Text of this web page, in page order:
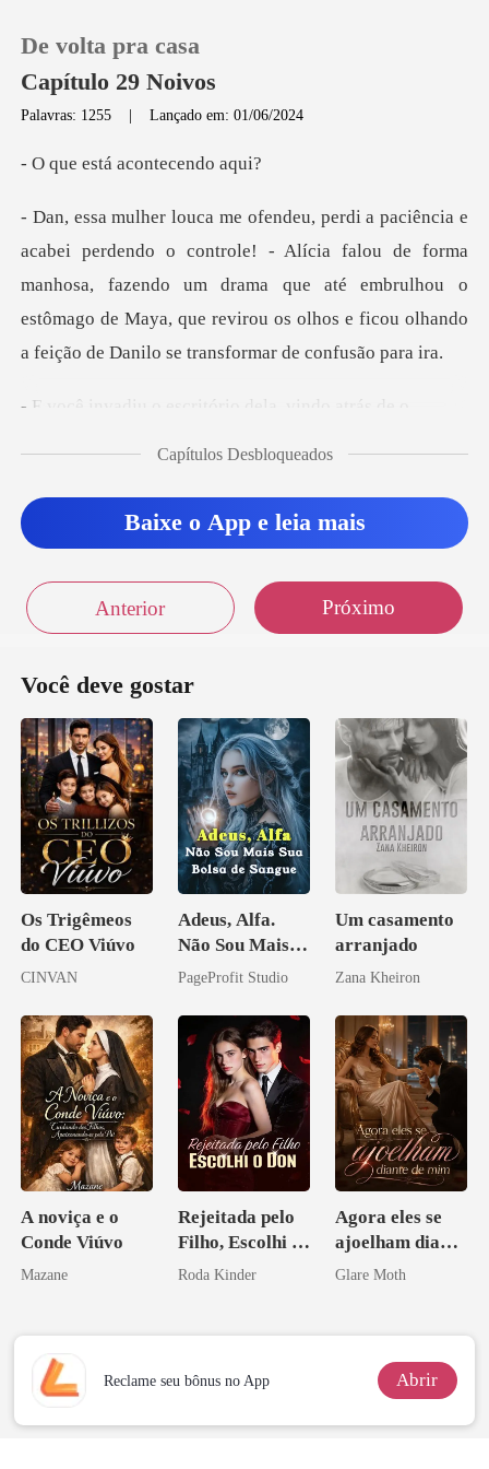
Loja
Histórico
Sair
De volta pra casa
Capítulo 29 Noivos
Palavras: 1255 |Lançado em: 01/06/2024
tá acontec
lícia falou de forma
manhosa, fazendo um drama que até embrulhou o
estômago de Maya, que
o escritório dela
Capítulos Desbloqueados
Baixe o App e leia mais
Anterior Próximo
Você deve gostar
Os Trigêmeos
do CEO Viúvo
CINVAN
Adeus, Alfa.
Não Sou Mais
Sua Bolsa de
PageProfit Studio
Um casamento
arranjado
Zana Kheiron
A noviça e o
Conde Viúvo
Mazane
Rejeitada pelo
Filho, Escolhi o
Don
Roda Kinder
Agora eles se
ajoelham diante
de mim
Glare Moth
Reclame seu bônus no App Abrir